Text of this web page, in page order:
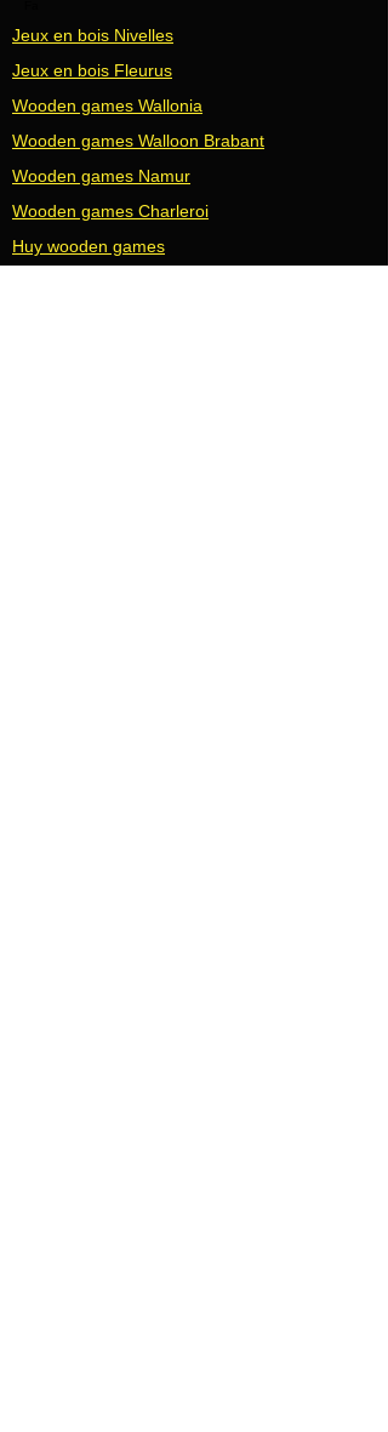
Jeux en bois Nivelles
Jeux en bois Fleurus
Wooden games Wallonia
Wooden games Walloon Brabant
Wooden games Namur
Wooden games Charleroi
Huy wooden games